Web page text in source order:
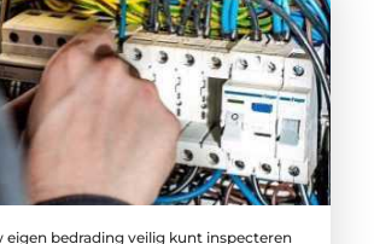
eigen bedrading veilig kunt inspecteren